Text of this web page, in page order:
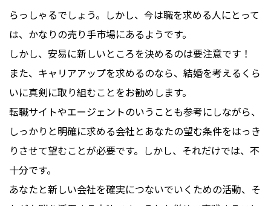
らっしゃるでしょう。しかし、今は職を求める人にとって
は、かなりの売り手市場にあるようです。
しかし、安易に新しいところを決めるのは要注意です！
また、キャリアアップを求めるのなら、結婚を考えるくら
いに真剣に取り組むことをお勧めします。
転職サイトやエージェントのいうことも参考にしながら、
しっかりと明確に求める会社とあなたの望む条件をはっき
りさせて望むことが必要です。しかし、それだけでは、不
十分です。
あなたと新しい会社を確実につないでいくための活動、そ